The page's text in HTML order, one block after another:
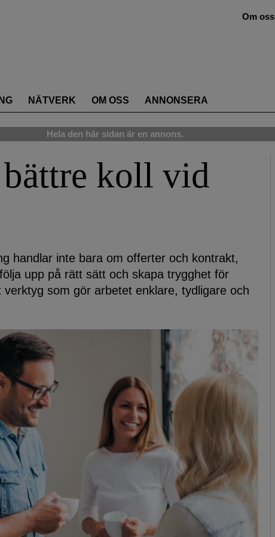
Om oss
NÄTVERK OM OSS ANNONSERA
Hela den här sidan är en annons.
koll vid
handlar inte bara om offerter och kontrakt,
upp på rätt sätt och skapa trygghet för
som gör arbetet enklare, tydligare och